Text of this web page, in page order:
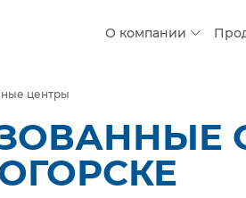
О компании
центры